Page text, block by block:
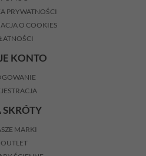
PRYWATNOŚCI
O COOKIES
KONTO
SKRÓTY
MARKI
OUTLET